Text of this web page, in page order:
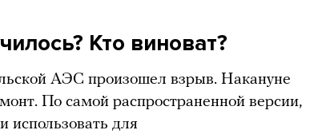
Кто виноват?
АЭС произошел взрыв. Накануне
По самой распространенной версии,
использовать для